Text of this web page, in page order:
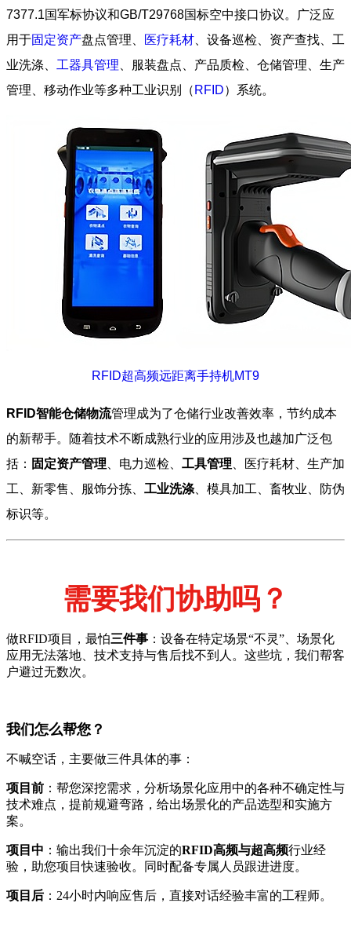
7377.1国军标协议和GB/T29768国标空中接口协议。广泛应
用于固定资产盘点管理、 医疗耗材 、设备巡检、资产查找、工
业洗涤、 工器具管理 、服装盘点、产品质检、仓储管理、生产
管理、移动作业等多种工业识别（ RFID）系统。
RFID超高频远距离手持机MT9
RFID智能仓储物流管理成为了仓储行业改善效率，节约成本
的新帮手。随着技术不断成熟行业的应用涉及也越加广泛包
括： 固定资产管理 、电力巡检、 工具管理 、医疗耗材、生产加
工、新零售、服饰分拣、 工业洗涤 、模具加工、畜牧业、防伪
标识等。
需要我们协助吗？
做RFID项目，最怕三件事 ：设备在特定场景“不灵”、场景化
应用无法落地、技术支持与售后找不到人。这些坑，我们帮客
户避过无数次。
我们怎么帮您？
不喊空话，主要做三件具体的事：
项目前 ：帮您深挖需求，分析场景化应用中的各种不确定性与
技术难点，提前规避弯路，给出场景化的产品选型和实施方
案。
项目中 ：输出我们十余年沉淀的RFID高频与超高频行业经
验，助您项目快速验收。同时配备专属人员跟进进度。
项目后 ：24小时内响应售后，直接对话经验丰富的工程师。